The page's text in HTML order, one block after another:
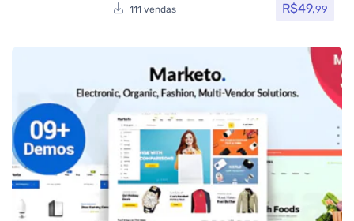
111 vendas R$49,99